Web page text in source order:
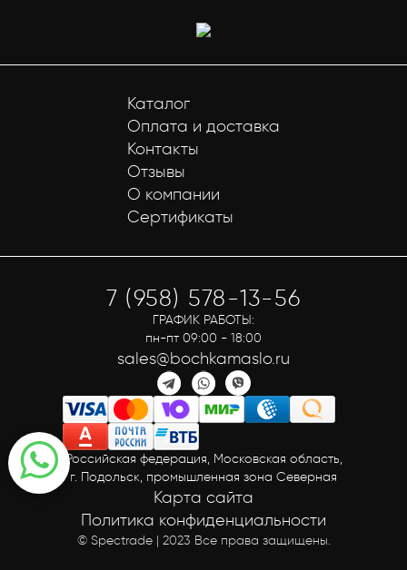
Каталог
Оплата и доставка
Контакты
Отзывы
О компании
Сертификаты
Российская федерация, Московская область,
г. Подольск, промышленная зона Северная
© Spectrade | 2023 Все права защищены.
Политика конфиденциальности
Карта сайта
7 (958) 578-13-56
ГРАФИК РАБОТЫ:
пн-пт 09:00 - 18:00
sales@bochkamaslo.ru